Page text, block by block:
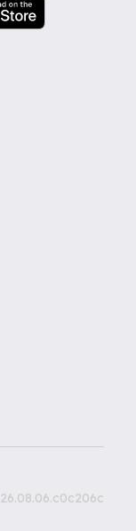
26.08.06.c0c206c